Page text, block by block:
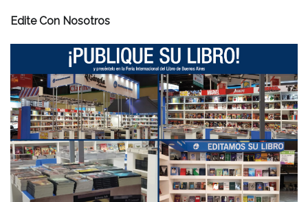
Edite Con Nosotros